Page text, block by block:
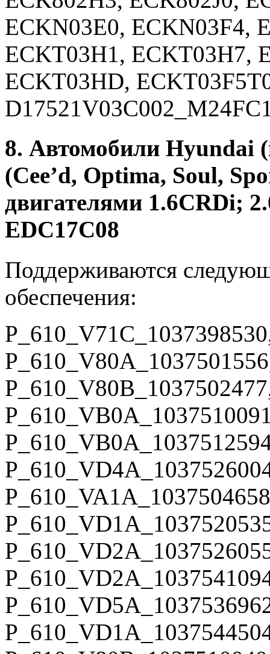
ECKN03E0, ECKN03F4,
ECKT03H1, ECKT03H7,
ECKT03HD,
8. Автомобили Hyundai
(Cee’d, Optima, Soul,
двигателями 1.6CRDi;
EDC17C08
Поддерживаются
обеспечения: